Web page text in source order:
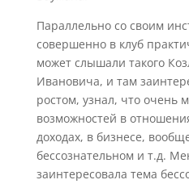
Параллельно со своим
совершенно в клуб
может слышали такого
Ивановича, и там
ростом, узнал, что очень
возможностей в
доходах, в бизнесе,
бессознательном и т.д.
заинтересовала тема